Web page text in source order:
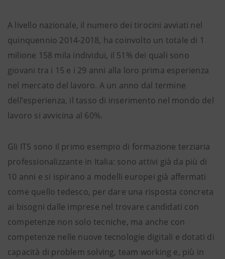
A livello nazionale, il numero dei tirocini avviati nel
quinquennio 2014-2018, ha coinvolto un totale di 1
milione 158 mila individui, il 51% dei quali sono
giovani tra i 15 e i 29 anni alla loro prima esperienza
nel mercato del lavoro. A un anno dal termine
dell’esperienza, il tasso di inserimento nel mondo del
lavoro si avvicina al 60%.
Gli ITS sono il primo esempio di formazione terziaria
professionalizzante in Italia: sono attivi già da più di
10 anni e si ispirano a modelli europei già affermati
come quello tedesco, per dare una risposta concreta
ai bisogni dalle imprese nel trovare candidati con
competenze non solo tecniche, ma anche con
competenze nelle nuove tecnologie digitali e dotati di
capacità di problem solving, team working e, più in